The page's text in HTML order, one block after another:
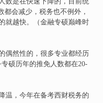
会减少，税务也不例外，
就越快。（金融专硕巅峰时
偶然性的，很多专业都经历
硕历年的推免人数都在20-
温，今年在备考西财税务的